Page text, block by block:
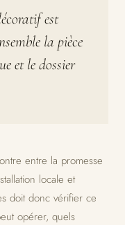
est
la pièce
et le dossier
entre la promesse
locale et
doit donc vérifier ce
opérer, quels